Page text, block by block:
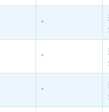
*
*
*